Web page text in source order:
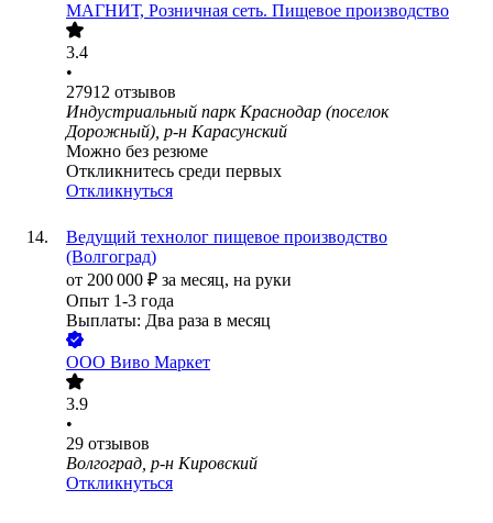
МАГНИТ, Розничная сеть. Пищевое производство
3.4
•
27912 отзывов
Индустриальный парк Краснодар (поселок
Дорожный), р-н Карасунский
Можно без резюме
Откликнитесь среди первых
Откликнуться
Ведущий технолог пищевое производство
(Волгоград)
от 200 000 ₽ за месяц, на руки
Опыт 1-3 года
Выплаты: Два раза в месяц
ООО Виво Маркет
3.9
•
29 отзывов
Волгоград, р-н Кировский
Откликнуться